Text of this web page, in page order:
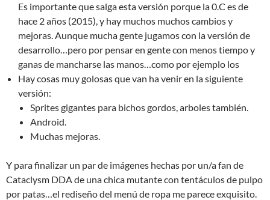
Es importante que salga esta versión porque la 0.C es de
hace 2 años (2015), y hay muchos muchos cambios y
mejoras. Aunque mucha gente jugamos con la versión de
desarrollo…pero por pensar en gente con menos tiempo y
ganas de mancharse las manos…como por ejemplo los
Hay cosas muy golosas que van ha venir en la siguiente
versión:
Sprites gigantes para bichos gordos, arboles también.
Android.
Muchas mejoras.
Y para finalizar un par de imágenes hechas por un/a fan de
Cataclysm DDA de una chica mutante con tentáculos de pulpo
por patas…el rediseño del menú de ropa me parece exquisito.